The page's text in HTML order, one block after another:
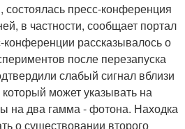
состоялась пресс-конференция
в частности, сообщает портал
рассказывалось о
после перезапуска
слабый сигнал вблизи
который может указывать на
на два гамма - фотона. Находка
о существовании второго